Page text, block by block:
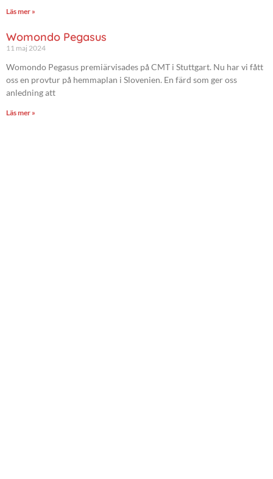
Läs mer »
Womondo Pegasus
11 maj 2024
Womondo Pegasus premiärvisades på CMT i Stuttgart. Nu har vi fått
oss en provtur på hemmaplan i Slovenien. En färd som ger oss
anledning att
Läs mer »